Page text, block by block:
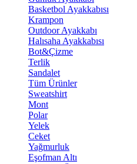
Basketbol Ayakkabısı
Krampon
Outdoor Ayakkabı
Halısaha Ayakkabısı
Bot&Çizme
Terlik
Sandalet
Tüm Ürünler
Sweatshirt
Mont
Polar
Yelek
Ceket
Yağmurluk
Eşofman Altı